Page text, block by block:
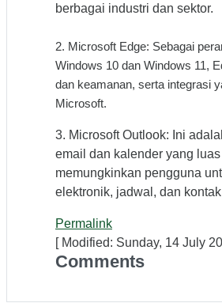
berbagai industri dan sektor.
2. Microsoft Edge: Sebagai
Windows 10 dan Windows 11,
dan keamanan, serta integrasi
Microsoft.
3. Microsoft Outlook: Ini
email dan kalender yang
memungkinkan pengguna
elektronik, jadwal, dan
Permalink
[ Modified: Sunday, 14 July
Comments